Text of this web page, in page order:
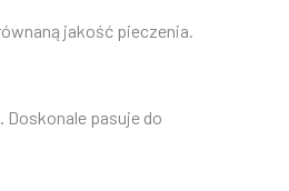
jakość pieczenia.
Doskonale pasuje do